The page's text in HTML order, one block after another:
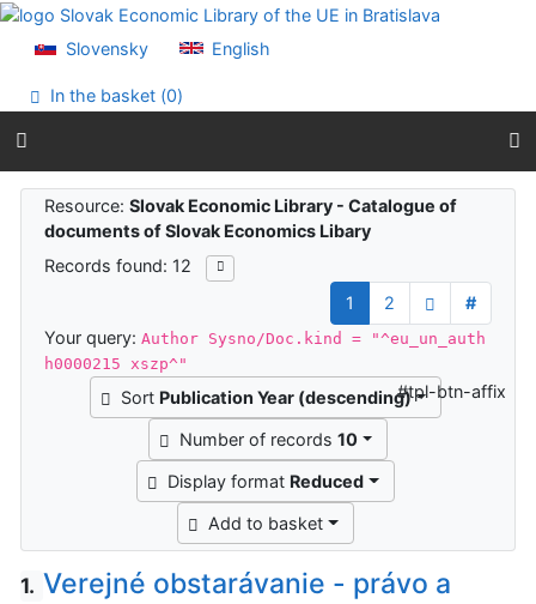
Go to content
Accessibility declaration
Slovensky English
In the basket (0)
Search results
Resource:Slovak Economic Library - Catalogue of
documents of Slovak Economics Libary
Records found: 12
1
2
#
Your query:Author Sysno/Doc.kind = "^eu_un_auth
h0000215 xszp^"
Sort Publication Year (descending)
Number of records 10
Display format Reduced
Add to basket
#tpl-btn-affix
1. Verejné obstarávanie - právo a